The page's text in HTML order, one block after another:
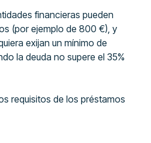
financieras pueden
(por ejemplo de 800 €), y
exijan un mínimo de
la deuda no supere el 35%
requisitos de los préstamos